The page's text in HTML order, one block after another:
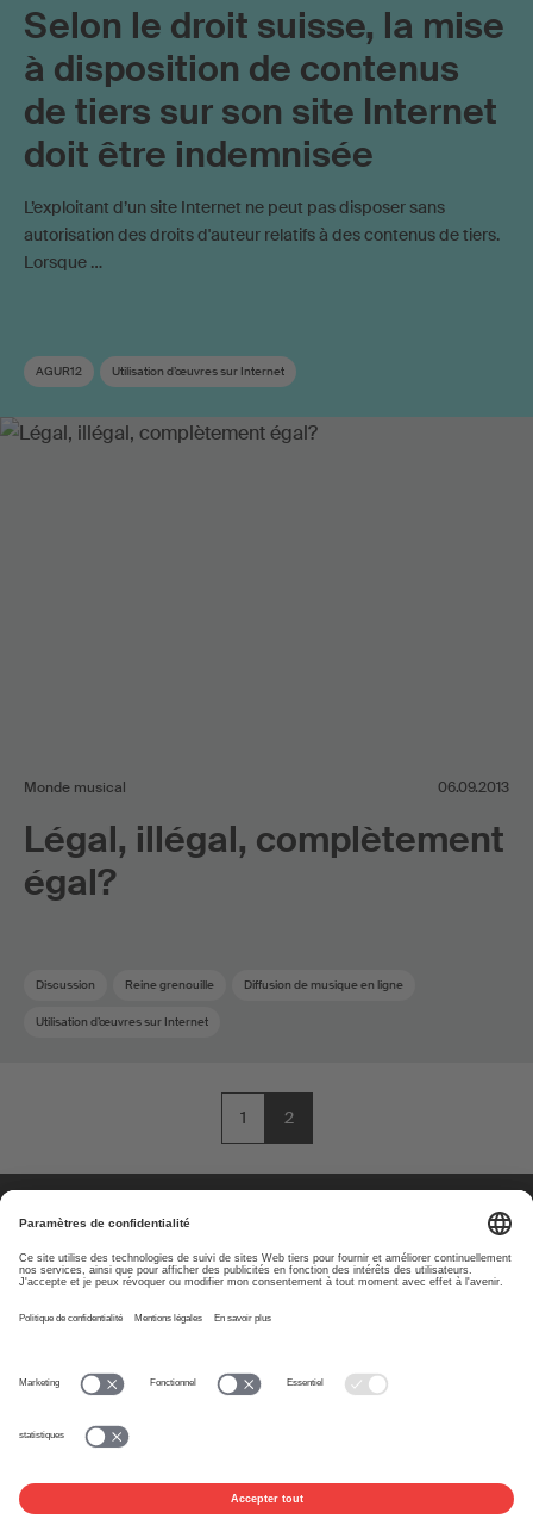
Selon le droit suisse, la mise
à disposition de contenus
de tiers sur son site Internet
doit être indemnisée
L’exploitant d’un site Internet ne peut pas disposer sans
autorisation des droits d'auteur relatifs à des contenus de tiers.
Lorsque …
AGUR12 Utilisation d’œuvres sur Internet
Monde musical 06.09.2013
Légal, illégal, complètement
égal?
Discussion Reine grenouille Diffusion de musique en ligne
Utilisation d’œuvres sur Internet
1 2
www.suisa.ch
responsabilité
Paramètres de confidentialité